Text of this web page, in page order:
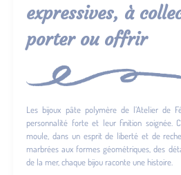
expressives, à
porter ou offrir
Les bijoux pâte polymère de l’Atelier de
personnalité forte et leur finition soignée.
moule, dans un esprit de liberté et de
marbrées aux formes géométriques, des
de la mer, chaque bijou raconte une histoire.